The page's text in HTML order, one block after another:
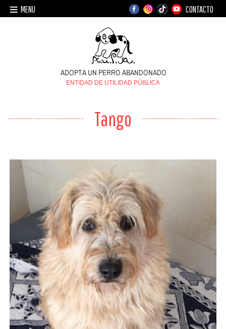
MENU CONTACTO
ENTIDAD DE UTILIDAD PÚBLICA
Tango